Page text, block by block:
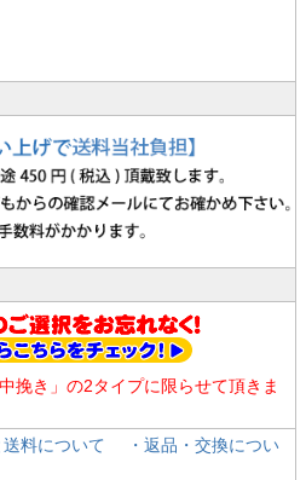
挽き」の2タイプに限らせて頂きま
送料について
・返品・交換につい